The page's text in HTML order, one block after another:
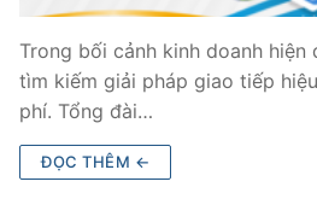
Trong bối cảnh kinh doanh hiện
tìm kiếm giải pháp giao tiếp
phí. Tổng đài…
ĐỌC THÊM ←